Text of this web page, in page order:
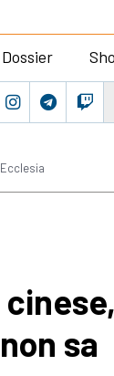
Dossier
Ecclesia
sa